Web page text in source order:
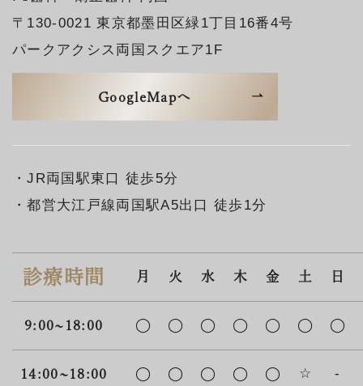
〒130-0021 東京都墨田区緑1丁目16番4号
パークアクシス両国スクエア1F
GoogleMapへ
・JR両国駅東口 徒歩5分
・都営大江戸線両国駅A5出口 徒歩1分
診療時間 月 火 水 木 金 土 日
9:00~18:00 ◯ ◯ ◯ ◯ ◯ ◯ ◯
14:00~18:00 ◯ ◯ ◯ ◯ ◯ ☆ -